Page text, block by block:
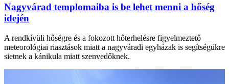
Nagyvárad templomaiba is be lehet menni a hőség
idején
A rendkívüli hőségre és a fokozott hőterhelésre figyelmeztető
meteorológiai riasztások miatt a nagyváradi egyházak is segítségükre
sietnek a kánikula miatt szenvedőknek.